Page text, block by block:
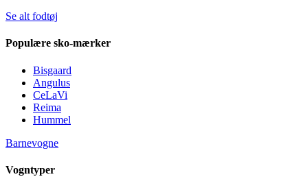
Se alt fodtøj
Populære sko-mærker
Bisgaard
Angulus
CeLaVi
Reima
Hummel
Barnevogne
Vogntyper